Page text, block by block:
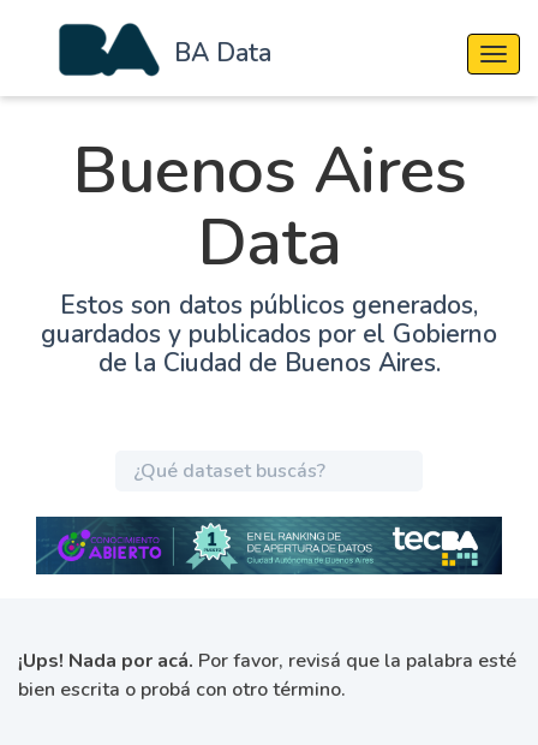
BA Data
Buenos Aires
Data
Estos son datos públicos generados,
guardados y publicados por el Gobierno
de la Ciudad de Buenos Aires.
¡Ups! Nada por acá. Por favor, revisá que la palabra esté
bien escrita o probá con otro término.